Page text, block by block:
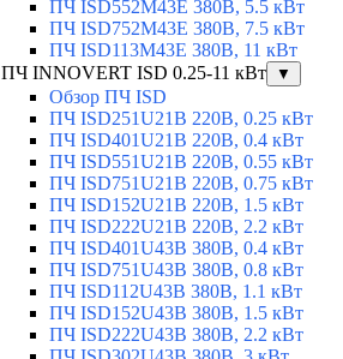
ПЧ ISD552M43E 380В, 5.5 кВт
ПЧ ISD752M43E 380В, 7.5 кВт
ПЧ ISD113M43E 380В, 11 кВт
ПЧ INNOVERT ISD 0.25-11 кВт
▼
Обзор ПЧ ISD
ПЧ ISD251U21B 220В, 0.25 кВт
ПЧ ISD401U21B 220В, 0.4 кВт
ПЧ ISD551U21B 220В, 0.55 кВт
ПЧ ISD751U21B 220В, 0.75 кВт
ПЧ ISD152U21B 220В, 1.5 кВт
ПЧ ISD222U21B 220В, 2.2 кВт
ПЧ ISD401U43B 380В, 0.4 кВт
ПЧ ISD751U43B 380В, 0.8 кВт
ПЧ ISD112U43B 380В, 1.1 кВт
ПЧ ISD152U43B 380В, 1.5 кВт
ПЧ ISD222U43B 380В, 2.2 кВт